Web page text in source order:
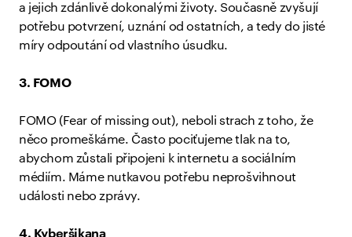
a jejich zdánlivě dokonalými životy. Současně zvyšují
potřebu potvrzení, uznání od ostatních, a tedy do jisté
míry odpoutání od vlastního úsudku.
3. FOMO
FOMO (Fear of missing out), neboli strach z toho, že
něco promeškáme. Často pociťujeme tlak na to,
abychom zůstali připojeni k internetu a sociálním
médiím. Máme nutkavou potřebu neprošvihnout
události nebo zprávy.
4. Kyberšikana